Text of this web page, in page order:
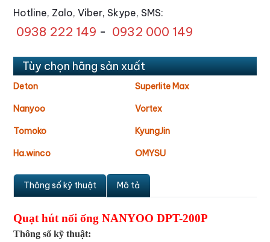
Hotline, Zalo, Viber, Skype, SMS:
0938 222 149 - 0932 000 149
Tùy chọn hãng sản xuất
Deton Superlite Max
Nanyoo Vortex
Tomoko KyungJin
Ha.winco OMYSU
Thông số kỹ thuật Mô tả
Quạt hút nối ống NANYOO DPT-200P
Thông số kỹ thuật: